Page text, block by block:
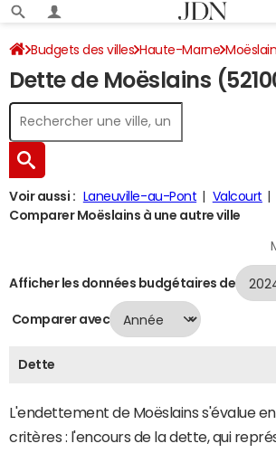
Budgets des villes Haute-Marne
Dette au 31/12/2024
Dette de Moëslains
Voir aussi : Laneuville-au-Pont Valcourt
Comparer Moëslains à une autre ville
Afficher les données budgétaires de
Comparer avec
Dette
L'endettement de Moëslains s'évalue
critères : l'encours de la dette, qui